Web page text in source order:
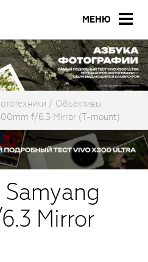
МЕНЮ
Объективы
f/6.3 Mirror (T-mount)
Mirror